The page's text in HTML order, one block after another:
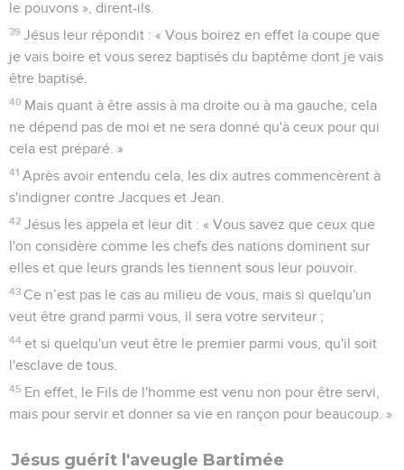
le pouvons », dirent-ils.
39 Jésus leur répondit : « Vous boirez en effet la coupe que
je vais boire et vous serez baptisés du baptême dont je vais
être baptisé.
40 Mais quant à être assis à ma droite ou à ma gauche, cela
ne dépend pas de moi et ne sera donné qu'à ceux pour qui
cela est préparé. »
41 Après avoir entendu cela, les dix autres commencèrent à
s'indigner contre Jacques et Jean.
42 Jésus les appela et leur dit : « Vous savez que ceux que
l'on considère comme les chefs des nations dominent sur
elles et que leurs grands les tiennent sous leur pouvoir.
43 Ce n’est pas le cas au milieu de vous, mais si quelqu'un
veut être grand parmi vous, il sera votre serviteur ;
44 et si quelqu'un veut être le premier parmi vous, qu'il soit
l'esclave de tous.
45 En effet, le Fils de l'homme est venu non pour être servi,
mais pour servir et donner sa vie en rançon pour beaucoup. »
Jésus guérit l'aveugle Bartimée